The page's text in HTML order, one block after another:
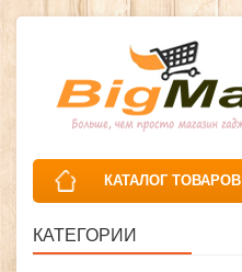
КАТАЛОГ ТОВАРОВ
КАТЕГОРИИ